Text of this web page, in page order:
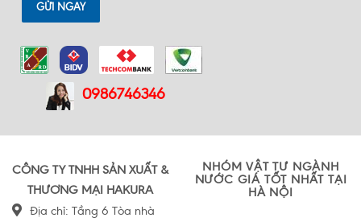
GỬI NGAY
0986746346
CÔNG TY TNHH SẢN XUẤT &
THƯƠNG MẠI HAKURA
Địa chỉ: Tầng 6 Tòa nhà
NHÓM VẬT TƯ NGÀNH
NƯỚC GIÁ TỐT NHẤT TẠI
HÀ NỘI